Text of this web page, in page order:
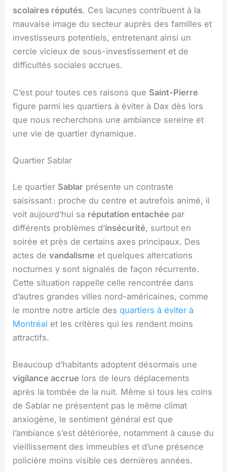
scolaires réputés. Ces lacunes contribuent à la
mauvaise image du secteur auprès des familles et
investisseurs potentiels, entretenant ainsi un
cercle vicieux de sous-investissement et de
difficultés sociales accrues.
C’est pour toutes ces raisons que Saint-Pierre
figure parmi les quartiers à éviter à Dax dès lors
que nous recherchons une ambiance sereine et
une vie de quartier dynamique.
Quartier Sablar
Le quartier Sablar présente un contraste
saisissant : proche du centre et autrefois animé, il
voit aujourd’hui sa réputation entachée par
différents problèmes d’insécurité, surtout en
soirée et près de certains axes principaux. Des
actes devandalisme et quelques altercations
nocturnes y sont signalés de façon récurrente.
Cette situation rappelle celle rencontrée dans
d’autres grandes villes nord-américaines, comme
le montre notre article desquartiers à éviter à
Montréal et les critères qui les rendent moins
attractifs.
Beaucoup d’habitants adoptent désormais une
vigilance accrue lors de leurs déplacements
après la tombée de la nuit. Même si tous les coins
de Sablar ne présentent pas le même climat
anxiogène, le sentiment général est que
l’ambiance s’est détériorée, notamment à cause du
vieillissement des immeubles et d’une présence
policière moins visible ces dernières années.